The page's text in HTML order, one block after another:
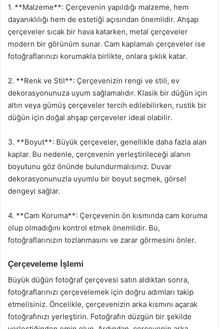
1. **Malzeme**: Çerçevenin yapıldığı malzeme, hem
dayanıklılığı hem de estetiği açısından önemlidir. Ahşap
çerçeveler sıcak bir hava katarken, metal çerçeveler
modern bir görünüm sunar. Cam kaplamalı çerçeveler ise
fotoğraflarınızı korumakla birlikte, onlara şıklık katar.
2. **Renk ve Stil**: Çerçevenizin rengi ve stili, ev
dekorasyonunuza uyum sağlamalıdır. Klasik bir düğün için
altın veya gümüş çerçeveler tercih edilebilirken, rustik bir
düğün için doğal ahşap çerçeveler ideal olabilir.
3. **Boyut**: Büyük çerçeveler, genellikle daha fazla alan
kaplar. Bu nedenle, çerçevenin yerleştirileceği alanın
boyutunu göz önünde bulundurmalısınız. Duvar
dekorasyonunuzla uyumlu bir boyut seçmek, görsel
dengeyi sağlar.
4. **Cam Koruma**: Çerçevenin ön kısmında cam koruma
olup olmadığını kontrol etmek önemlidir. Bu,
fotoğraflarınızın tozlanmasını ve zarar görmesini önler.
Çerçeveleme İşlemi
Büyük düğün fotoğraf çerçevesi satın aldıktan sonra,
fotoğraflarınızı çerçevelemek için doğru adımları takip
etmelisiniz. Öncelikle, çerçevenizin arka kısmını açarak
fotoğrafınızı yerleştirin. Fotoğrafın düzgün bir şekilde